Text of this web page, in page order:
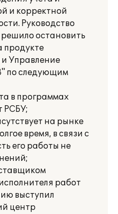
и корректной
Руководство
остановить
продукте
Управление
по следующим
в программах
РСБУ;
на рынке
время, в связи с
его работы не
работ
выступил
центр